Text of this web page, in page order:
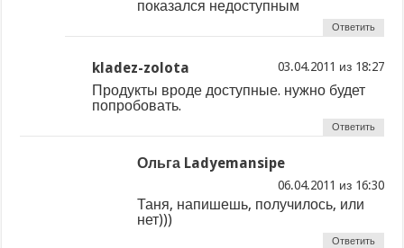
показался недоступным
Ответить
kladez-zolota из
Продукты вроде доступные. нужно будет
попробовать.
Ответить
Ольга Ladyemansipe
из
Таня, напишешь, получилось, или
нет)))
Ответить